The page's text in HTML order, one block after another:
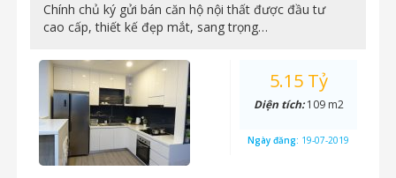
Chính chủ ký gửi bán căn hộ nội thất được đầu tư
cao cấp, thiết kế đẹp mắt, sang trọng…
5.15 Tỷ
Diện tích:109 m2
Ngày đăng: 19-07-2019